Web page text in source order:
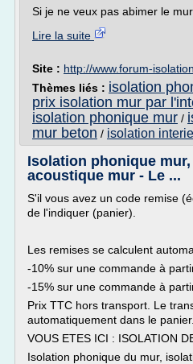
Si je ne veux pas abimer le
Lire la suite
Site : http://www.forum-
Thèmes liés : isolation
prix isolation mur par
isolation phonique mur /
mur beton / isolation
Isolation phonique
acoustique mur - Le ...
S'il vous avez un code remise
de l'indiquer (panier).
Les remises se calculent
-10% sur une commande à
-15% sur une commande à
Prix TTC hors transport. Le
automatiquement dans le panier.
VOUS ETES ICI : ISOLATION
Isolation phonique du mur,